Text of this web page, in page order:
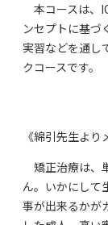
本コースは、
ンセプトに基づ
実習などを通し
クコースです。
《綿引先生より
矯正治療は、
ん。いかにして
事が出来るかが